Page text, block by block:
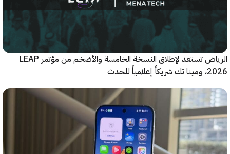
الرياض تستعد لإطلاق النسخة الخامسة والأضخم من مؤتمر LEAP
للحدث